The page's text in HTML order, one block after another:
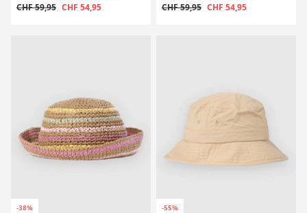
CHF 59,95 CHF 54,95
CHF 59,95 CHF 54,95
-38% -55%